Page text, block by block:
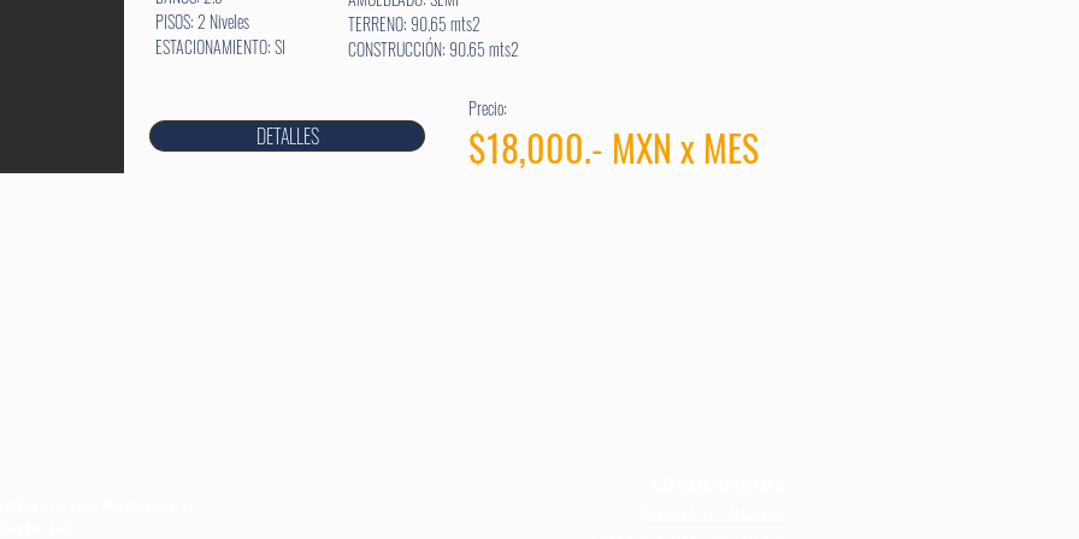
TERRENO: 90.65 mts2
CONSTRUCCIÓN: 90.65 mts2
Precio:
DETALLES $18,000.- MXN x MES
PISOS: 2 Niveles
ESTACIONAMIENTO: SI